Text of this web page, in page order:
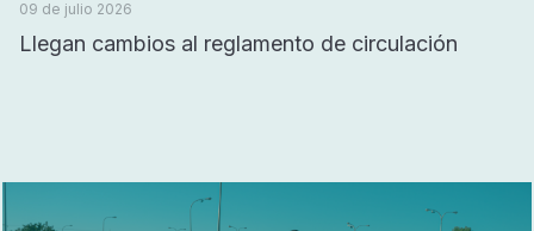
09 de julio 2026
Llegan cambios al reglamento de circulación